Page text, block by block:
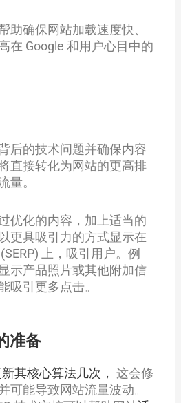
助确保网站加载速度快、
在 Google 和用户心目中的
后的技术问题并确保内容
直接转化为网站的更高排
量。
优化的内容，加上适当的
更具吸引力的方式显示在
上，吸引用户。例
示产品照片或其他附加信
吸引更多点击。
准备
其核心算法几次， 这会修
可能导致网站流量波动。